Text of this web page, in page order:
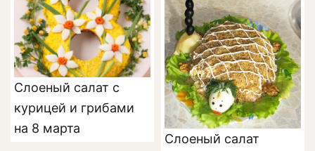
Слоеный салат с
курицей и грибами
на 8 марта
Слоеный салат